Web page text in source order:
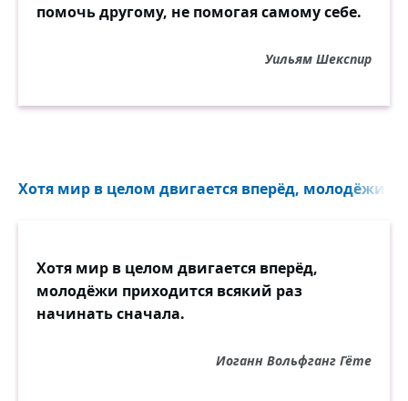
помочь другому, не помогая самому себе.
Уильям Шекспир
Хотя мир в целом двигается вперёд, молодёжи
Хотя мир в целом двигается вперёд,
молодёжи приходится всякий раз
начинать сначала.
Иоганн Вольфганг Гёте